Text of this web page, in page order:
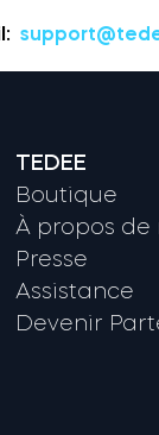
TEDEE
Boutique
À propos de
Presse
Assistance
Devenir